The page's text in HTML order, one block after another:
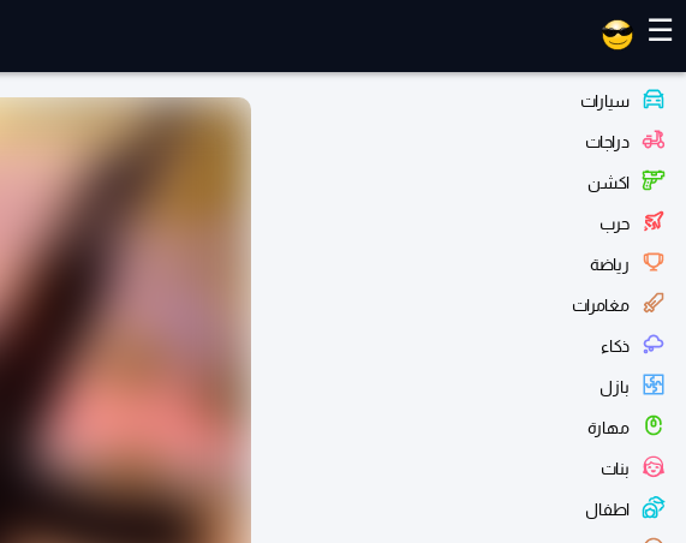
☰
سيارات
دراجات
اكشن
حرب
رياضة
مغامرات
ذكاء
بازل
مهارة
بنات
اطفال